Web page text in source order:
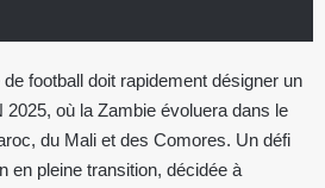
football doit rapidement désigner un
où la Zambie évoluera dans le
du Mali et des Comores. Un défi
en pleine transition, décidée à